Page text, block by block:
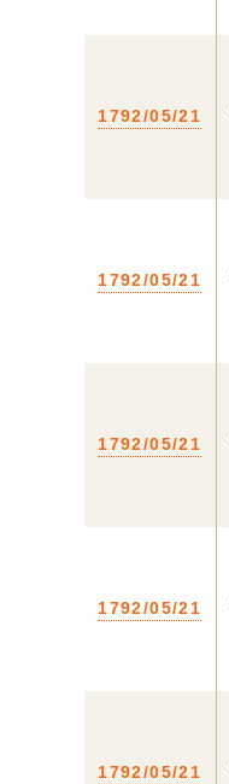
1792/05/21
1792/05/21
1792/05/21
1792/05/21
1792/05/21